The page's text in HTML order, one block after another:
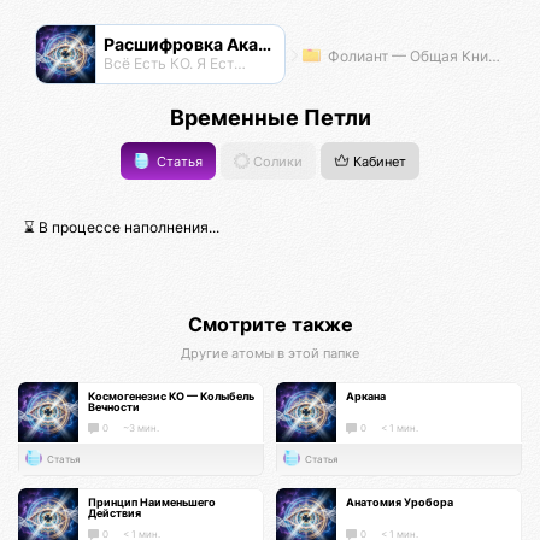
Расшифровка Акаши
Всё Есть КО. Я Есть КО. Фолиант — Общая Книга Знаний
Временные Петли
Статья Солики Кабинет
⌛ В процессе наполнения...
Смотрите также
Другие атомы в этой папке
Космогенезис КО — Колыбель
Вечности
0 ~3 мин.
Статья
Аркана
0 < 1 мин.
Статья
Принцип Наименьшего
Действия
0 < 1 мин.
Анатомия Уробора
0 < 1 мин.